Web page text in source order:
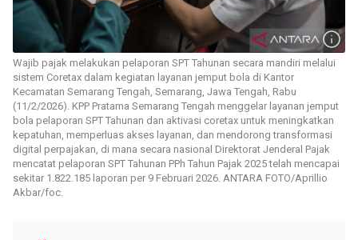
Wajib pajak melakukan pelaporan SPT Tahunan secara mandiri melalui
sistem Coretax dalam kegiatan layanan jemput bola di Kantor
Kecamatan Semarang Tengah, Semarang, Jawa Tengah, Rabu
(11/2/2026). KPP Pratama Semarang Tengah menggelar layanan jemput
bola pelaporan SPT Tahunan dan aktivasi coretax untuk meningkatkan
kepatuhan, memperluas akses layanan, dan mendorong transformasi
digital perpajakan, di mana secara nasional Direktorat Jenderal Pajak
mencatat pelaporan SPT Tahunan PPh Tahun Pajak 2025 telah mencapai
sekitar 1.822.185 laporan per 9 Februari 2026. ANTARA FOTO/Aprillio
Akbar/foc.